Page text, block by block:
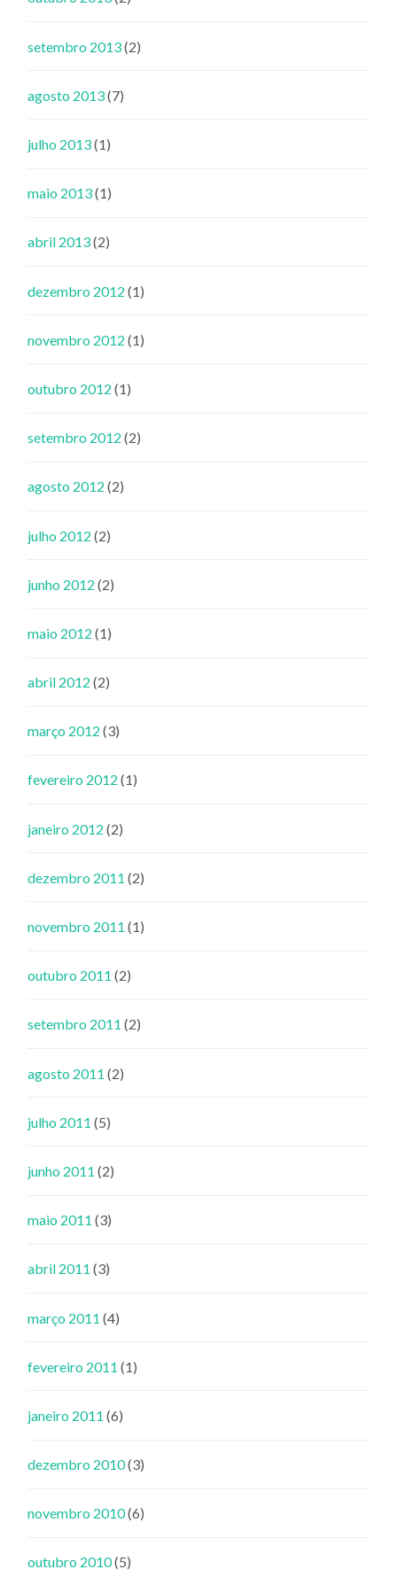
setembro 2013(2)
agosto 2013(7)
julho 2013(1)
maio 2013(1)
abril 2013(2)
dezembro 2012 (1)
novembro 2012 (1)
outubro 2012 (1)
setembro 2012 (2)
agosto 2012 (2)
julho 2012 (2)
junho 2012 (2)
maio 2012 (1)
abril 2012 (2)
março 2012 (3)
fevereiro 2012 (1)
janeiro 2012 (2)
dezembro 2011 (2)
novembro 2011 (1)
outubro 2011 (2)
setembro 2011 (2)
agosto 2011 (2)
julho 2011 (5)
junho 2011 (2)
maio 2011 (3)
abril 2011 (3)
março 2011 (4)
fevereiro 2011 (1)
janeiro 2011 (6)
dezembro 2010(3)
novembro 2010(6)
outubro 2010(5)